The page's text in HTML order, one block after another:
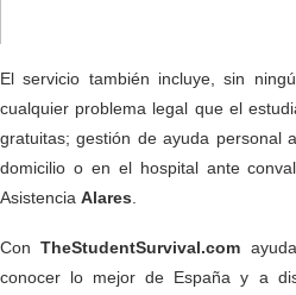
El servicio también incluye, sin
cualquier problema legal que el
gratuitas; gestión de ayuda personal
domicilio o en el hospital ante
Asistencia Alares
ConTheStudentSurvival.com
conocer lo mejor de España y a